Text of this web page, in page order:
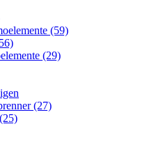
(59)
(29)
(27)